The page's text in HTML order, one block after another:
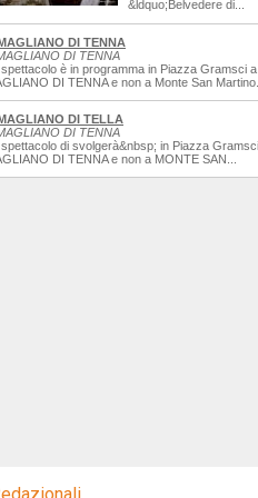
&ldquo;Belvedere di...
DI TENNA
DI TENNA
spettacolo è in programma in Piazza Gramsci a
DI TENNA e non a Monte San Martino...
DI TELLA
DI TENNA
spettacolo di svolgerà&nbsp; in Piazza
DI TENNA e non a MONTE SAN...